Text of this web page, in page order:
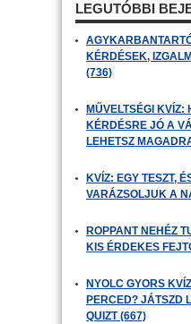
LEGUTÓBBI
KÉRDÉSEK,
(736)
MŰVELTSÉGI
KÉRDÉSRE JÓ A
LEHETSZ
KVÍZ: EGY TESZT,
VARÁZSOLJUK A
ROPPANT NEHÉZ
KIS ÉRDEKES
NYOLC GYORS
PERCED? JÁTSZD
QUIZT (667)